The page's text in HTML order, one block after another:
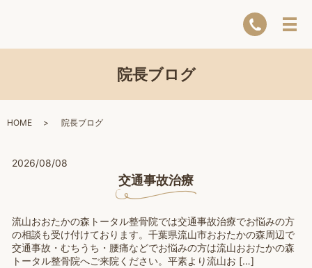
院長ブログ
HOME 院長ブログ
2026/08/08
交通事故治療
流山おおたかの森トータル整骨院では交通事故治療でお悩みの方
の相談も受け付けております。千葉県流山市おおたかの森周辺で
交通事故・むちうち・腰痛などでお悩みの方は流山おおたかの森
トータル整骨院へご来院ください。平素より流山お […]